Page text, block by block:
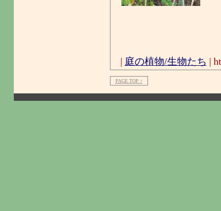
| 庭の植物/生物たち |
PAGE TOP ↑